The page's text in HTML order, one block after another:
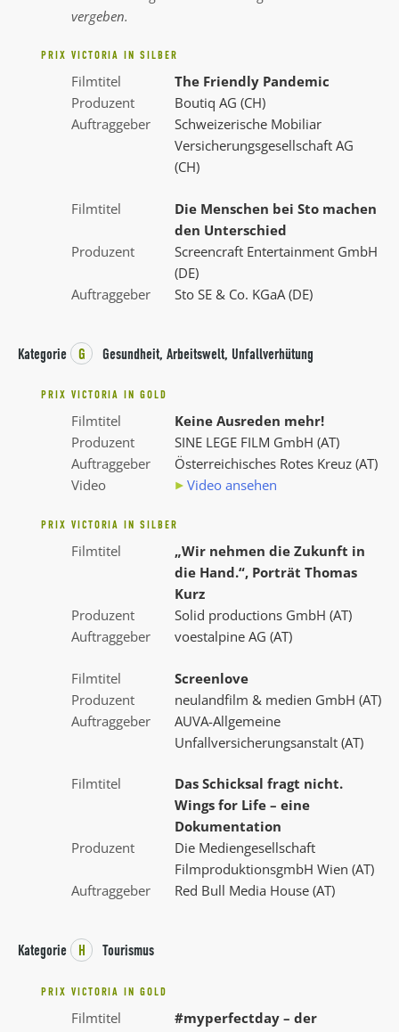
vergeben.
PRIX VICTORIA IN SILBER
Filmtitel
The Friendly Pandemic
Produzent
Boutiq AG (CH)
Auftraggeber
Schweizerische Mobiliar
Versicherungsgesellschaft AG
(CH)
Filmtitel
Die Menschen bei Sto machen
den Unterschied
Produzent
Screencraft Entertainment GmbH
(DE)
Auftraggeber
Sto SE & Co. KGaA (DE)
Kategorie G Gesundheit, Arbeitswelt, Unfallverhütung
PRIX VICTORIA IN GOLD
Filmtitel
Keine Ausreden mehr!
Produzent
SINE LEGE FILM GmbH (AT)
Auftraggeber
Österreichisches Rotes Kreuz (AT)
Video
Video ansehen
PRIX VICTORIA IN SILBER
Filmtitel
„Wir nehmen die Zukunft in
die Hand.“, Porträt Thomas
Kurz
Produzent
Solid productions GmbH (AT)
Auftraggeber
voestalpine AG (AT)
Filmtitel
Screenlove
Produzent
neulandfilm & medien GmbH (AT)
Auftraggeber
AUVA-Allgemeine
Unfallversicherungsanstalt (AT)
Filmtitel
Das Schicksal fragt nicht.
Wings for Life – eine
Dokumentation
Produzent
Die Mediengesellschaft
FilmproduktionsgmbH Wien (AT)
Auftraggeber
Red Bull Media House (AT)
Kategorie H Tourismus
PRIX VICTORIA IN GOLD
Filmtitel
#myperfectday – der